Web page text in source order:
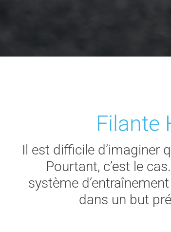
Filante
Il est difficile d’imaginer
Pourtant, c’est le
système
dans un but